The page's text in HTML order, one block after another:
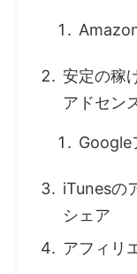
安定の稼
アドセン
Google
iTunesの
シェア
アフィリ